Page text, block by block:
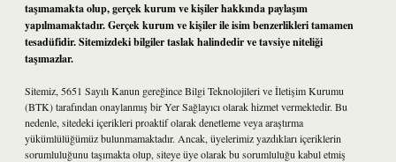
taşımamakta olup, gerçek kurum ve kişiler hakkında paylaşım
yapılmamaktadır. Gerçek kurum ve kişiler ile isim benzerlikleri tamamen
tesadüfidir. Sitemizdeki bilgiler taslak halindedir ve tavsiye niteliği
taşımazlar.
Sitemiz, 5651 Sayılı Kanun gereğince Bilgi Teknolojileri ve İletişim Kurumu
(BTK) tarafından onaylanmış bir Yer Sağlayıcı olarak hizmet vermektedir. Bu
nedenle, sitedeki içerikleri proaktif olarak denetleme veya araştırma
yükümlülüğümüz bulunmamaktadır. Ancak, üyelerimiz yazdıkları içeriklerin
sorumluluğunu taşımakta olup, siteye üye olarak bu sorumluluğu kabul etmiş